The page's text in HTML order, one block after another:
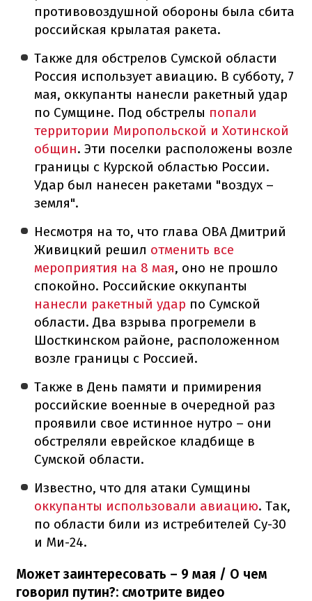
противовоздушной обороны была сбита
российская крылатая ракета.
Также для обстрелов Сумской области
Россия использует авиацию. В субботу, 7
мая, оккупанты нанесли ракетный удар
по Сумщине. Под обстрелы попали
территории Миропольской и Хотинской
общин. Эти поселки расположены возле
границы с Курской областью России.
Удар был нанесен ракетами "воздух –
земля".
Несмотря на то, что глава ОВА Дмитрий
Живицкий решил отменить все
мероприятия на 8 мая, оно не прошло
спокойно. Российские оккупанты
нанесли ракетный удар по Сумской
области. Два взрыва прогремели в
Шосткинском районе, расположенном
возле границы с Россией.
Также в День памяти и примирения
российские военные в очередной раз
проявили свое истинное нутро – они
обстреляли еврейское кладбище в
Сумской области.
Известно, что для атаки Сумщины
оккупанты использовали авиацию. Так,
по области били из истребителей Су-30
и Ми-24.
Может заинтересовать – 9 мая / О чем
говорил путин?: смотрите видео